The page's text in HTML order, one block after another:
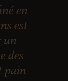
en
est
un
des
pain